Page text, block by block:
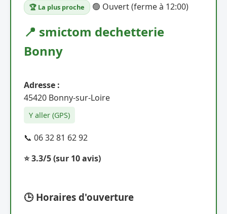
🏆 La plus proche 🟢 Ouvert (ferme à 12:00)
📍 smictom dechetterie
Bonny
Adresse :
45420 Bonny-sur-Loire
Y aller (GPS)
📞 06 32 81 62 92
⭐ 3.3/5(sur 10 avis)
🕒 Horaires d'ouverture